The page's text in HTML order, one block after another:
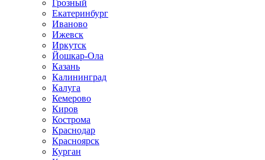
Грозный
Екатеринбург
Иваново
Ижевск
Иркутск
Йошкар-Ола
Казань
Калининград
Калуга
Кемерово
Киров
Кострома
Краснодар
Красноярск
Курган